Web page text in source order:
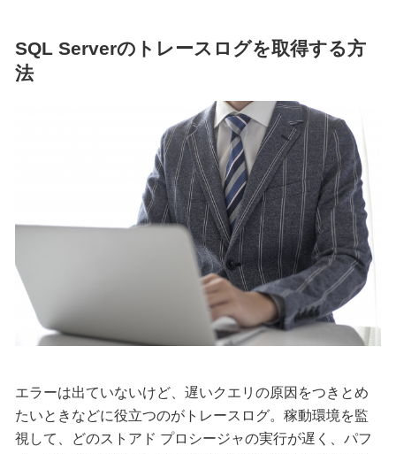
SQL Serverのトレースログを取得する方
法
エラーは出ていないけど、遅いクエリの原因をつきとめ
たいときなどに役立つのがトレースログ。稼動環境を監
視して、どのストアド プロシージャの実行が遅く、パフ